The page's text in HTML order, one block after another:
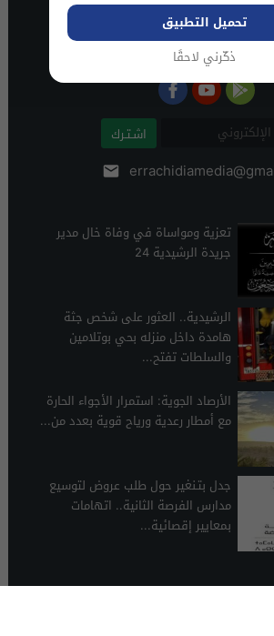
اشـتـرك
تعزية ومواساة في وفاة خال مدير
جريدة الرشيدية 24
الرشيدية.. العثور على شخص جثة
هامدة داخل منزله بحي بوتلامين
والسلطات تفتح...
الأرصاد الجوية: استمرار الأجواء الحارة
مع أمطار رعدية ورياح قوية بعدد من...
جدل بتـنغير حول طلب عروض لتوسيع
مدارس الفرصة الثانية.. اتهامات
بمعايير إقصائية...
تحميل التطبيق
ذكّرني لاحقًا